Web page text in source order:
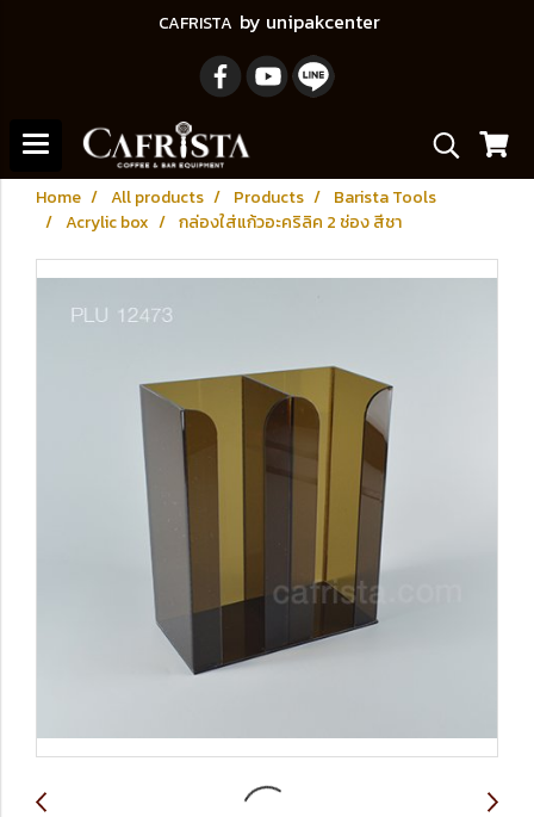
CAFRISTA by unipakcenter
Home All products Products
Barista Tools
Acrylic box
กล่องใส่แก้วอะคริลิค 2 ช่อง สีชา